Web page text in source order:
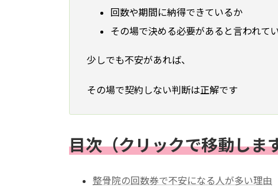
回数や期間に納得できているか
その場で決める必要があると言われて
少しでも不安があれば、
その場で契約しない判断は正解です
目次（クリックで移動しま
整骨院の回数券で不安になる人が多い理由